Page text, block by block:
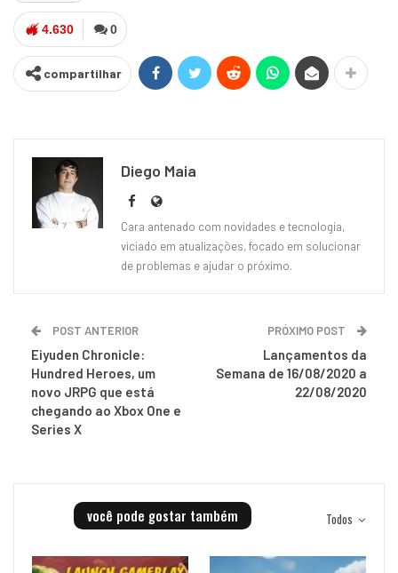
0
4.630
compartilhar
Diego Maia
Cara antenado com novidades e tecnologia,
viciado em atualizações, focado em solucionar
de problemas e ajudar o próximo.
POST ANTERIOR
Eiyuden Chronicle:
Hundred Heroes, um
novo JRPG que está
chegando ao Xbox One e
Series X
PRÓXIMO POST
Lançamentos da
Semana de 16/08/2020 a
22/08/2020
Todos
você pode gostar também